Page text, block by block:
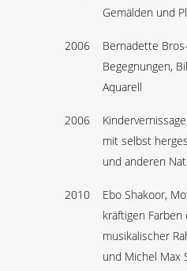
Gemälden und
2006
Bernadette
Begegnungen,
Aquarell
2006
mit selbst
und anderen
2010
Ebo Shakoor,
kräftigen Farben
musikalischer
und Michel Max